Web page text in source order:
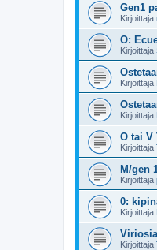
Gen1
Kirjoittaja
O:
Kirjoittaja
Kirjoittaja
Kirjoittaja
O tai V
Kirjoittaja
M/gen
Kirjoittaja
0:
Kirjoittaja
Kirjoittaja